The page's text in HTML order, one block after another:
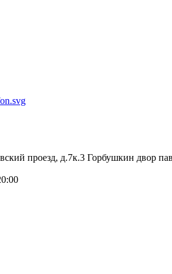
проезд, д.7к.3 Горбушкин двор